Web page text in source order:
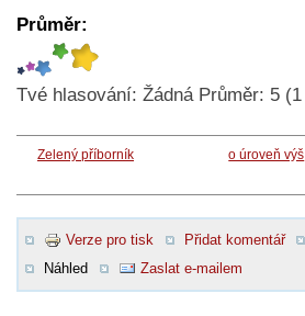
Průměr:
Tvé hlasování: Žádná Průměr: 5 (1
Zelený příborník o úroveň výš
Verze pro tisk Přidat komentář
Náhled
Zaslat e-mailem